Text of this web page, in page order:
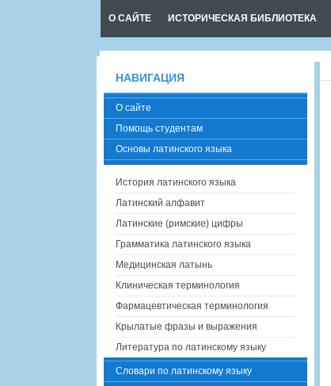
О САЙТЕ ИСТОРИЧЕСКАЯ БИБЛИОТЕКА
НАВИГАЦИЯ
О сайте
Помощь студентам
Основы латинского языка
История латинского языка
Латинский алфавит
Латинские (римские) цифры
Грамматика латинского языка
Медицинская латынь
Клиническая терминология
Фармацевтическая терминология
Крылатые фразы и выражения
Литература по латинскому языку
Словари по латинскому языку